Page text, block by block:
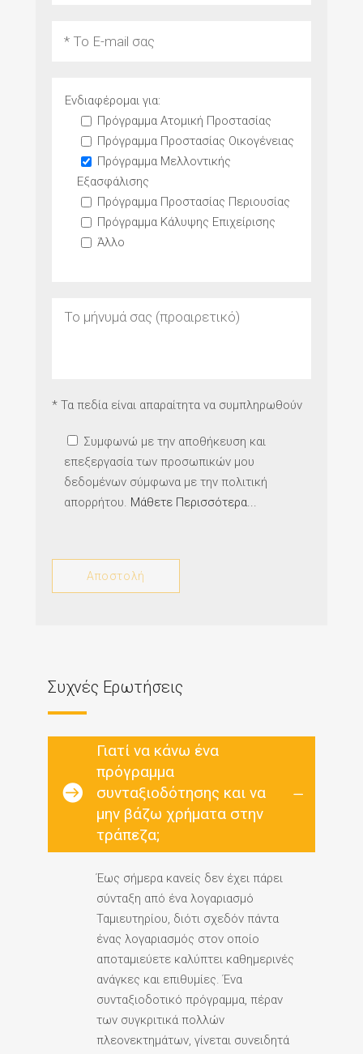
Ενδιαφέρομαι για:
Πρόγραμμα Ατομική Προστασίας
Πρόγραμμα Προστασίας Οικογένειας
Πρόγραμμα Μελλοντικής
Εξασφάλισης
Πρόγραμμα Προστασίας Περιουσίας
Πρόγραμμα Κάλυψης Επιχείρισης
Άλλο
* Τα πεδία είναι απαραίτητα να συμπληρωθούν
Συμφωνώ με την αποθήκευση και
επεξεργασία των προσωπικών μου
δεδομένων σύμφωνα με την πολιτική
απορρήτου. Μάθετε Περισσότερα...
Συχνές Ερωτήσεις
Γιατί να κάνω ένα
πρόγραμμα
συνταξιοδότησης και να
μην βάζω χρήματα στην
τράπεζα;
Έως σήμερα κανείς δεν έχει πάρει
σύνταξη από ένα λογαριασμό
Ταμιευτηρίου, διότι σχεδόν πάντα
ένας λογαριασμός στον οποίο
αποταμιεύετε καλύπτει καθημερινές
ανάγκες και επιθυμίες. Ένα
συνταξιοδοτικό πρόγραμμα, πέραν
των συγκριτικά πολλών
πλεονεκτημάτων, γίνεται συνειδητά